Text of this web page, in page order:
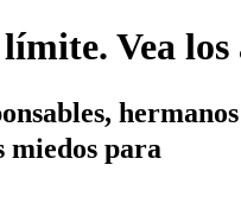
Vea
miedos para